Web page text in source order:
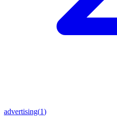
advertising(1)